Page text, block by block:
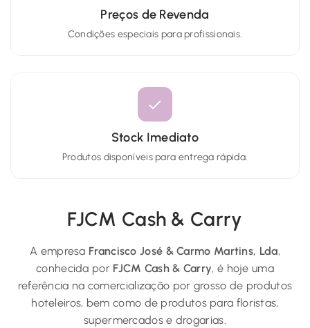
Preços de Revenda
Condições especiais para profissionais.
Stock Imediato
Produtos disponíveis para entrega rápida.
FJCM Cash & Carry
A empresa Francisco José & Carmo Martins, Lda,
conhecida por FJCM Cash & Carry, é hoje uma
referência na comercialização por grosso de produtos
hoteleiros, bem como de produtos para floristas,
supermercados e drogarias.